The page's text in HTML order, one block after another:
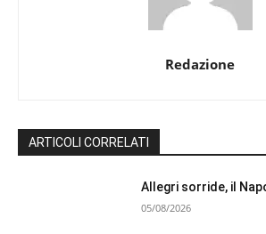
Redazione
ARTICOLI CORRELATI
Allegri sorride, il
05/08/2026